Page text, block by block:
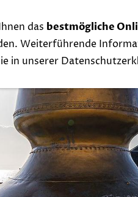
Events Links
das bestmögliche
Weiterführende
in unserer